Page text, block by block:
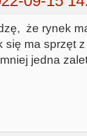
że rynek
się ma sprzęt
jedna